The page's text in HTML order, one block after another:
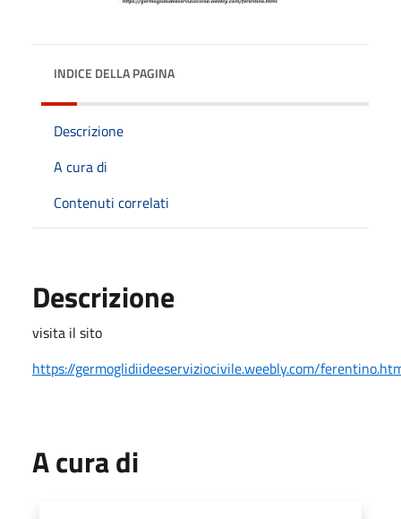
INDICE DELLA PAGINA
Descrizione
A cura di
Contenuti correlati
Descrizione
visita il sito
https://germoglidiideeserviziocivile.weebly.com/
A cura di